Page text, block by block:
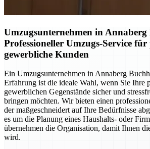
Umzugsunternehmen in Annaberg
Professioneller Umzugs-Service
gewerbliche Kunden
Ein Umzugsunternehmen in Annaberg
Erfahrung ist die ideale Wahl, wenn Sie Ihre
gewerblichen Gegenstände sicher und
bringen möchten. Wir bieten einen
der maßgeschneidert auf Ihre Bedürfnisse
es um die Planung eines Haushalts- oder
übernehmen die Organisation, damit Ihnen
wird.